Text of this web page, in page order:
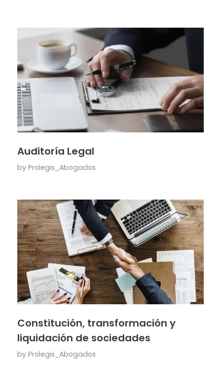
Auditoría Legal
by Prolegis_Abogados
Constitución, transformación y
liquidación de sociedades
by Prolegis_Abogados